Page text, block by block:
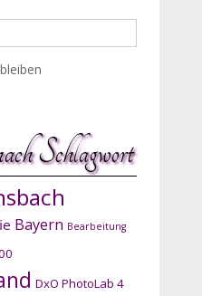
Schlagwort
Bayern Bearbeitung
DxO PhotoLab 4